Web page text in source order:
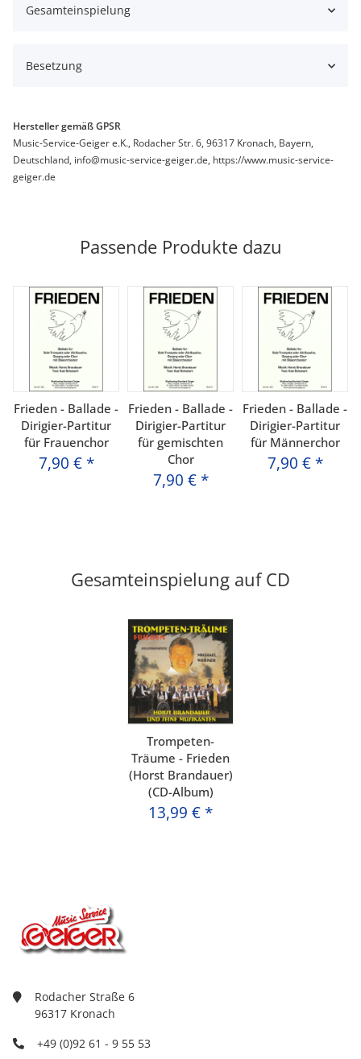
Gesamteinspielung
Besetzung
Hersteller gemäß GPSR
Music-Service-Geiger e.K., Rodacher Str. 6, 96317 Kronach, Bayern,
Deutschland, info@music-service-geiger.de, https://www.music-service-
geiger.de
Passende Produkte dazu
Frieden - Ballade -
Dirigier-Partitur
für Frauenchor
7,90 € *
Frieden - Ballade -
Dirigier-Partitur
für gemischten
Chor
7,90 € *
Frieden - Ballade -
Dirigier-Partitur
für Männerchor
7,90 € *
Gesamteinspielung auf CD
Trompeten-
Träume - Frieden
(Horst Brandauer)
(CD-Album)
13,99 € *
Rodacher Straße 6
96317 Kronach
+49 (0)92 61 - 9 55 53